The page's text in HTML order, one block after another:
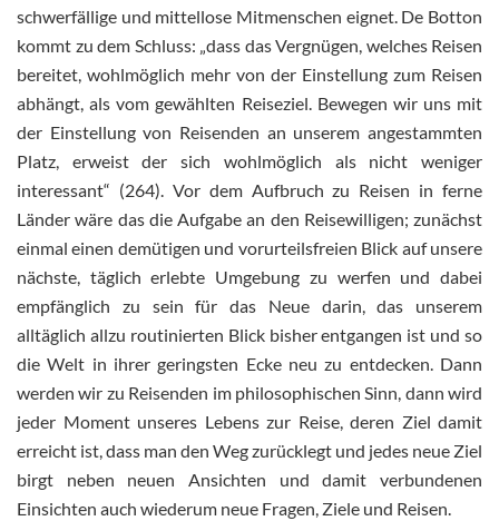
schwerfällige und mittellose Mitmenschen eignet. De Botton
kommt zu dem Schluss: „dass das Vergnügen, welches Reisen
bereitet, wohlmöglich mehr von der Einstellung zum Reisen
abhängt, als vom gewählten Reiseziel. Bewegen wir uns mit
der Einstellung von Reisenden an unserem angestammten
Platz, erweist der sich wohlmöglich als nicht weniger
interessant“ (264). Vor dem Aufbruch zu Reisen in ferne
Länder wäre das die Aufgabe an den Reisewilligen; zunächst
einmal einen demütigen und vorurteilsfreien Blick auf unsere
nächste, täglich erlebte Umgebung zu werfen und dabei
empfänglich zu sein für das Neue darin, das unserem
alltäglich allzu routinierten Blick bisher entgangen ist und so
die Welt in ihrer geringsten Ecke neu zu entdecken. Dann
werden wir zu Reisenden im philosophischen Sinn, dann wird
jeder Moment unseres Lebens zur Reise, deren Ziel damit
erreicht ist, dass man den Weg zurücklegt und jedes neue Ziel
birgt neben neuen Ansichten und damit verbundenen
Einsichten auch wiederum neue Fragen, Ziele und Reisen.